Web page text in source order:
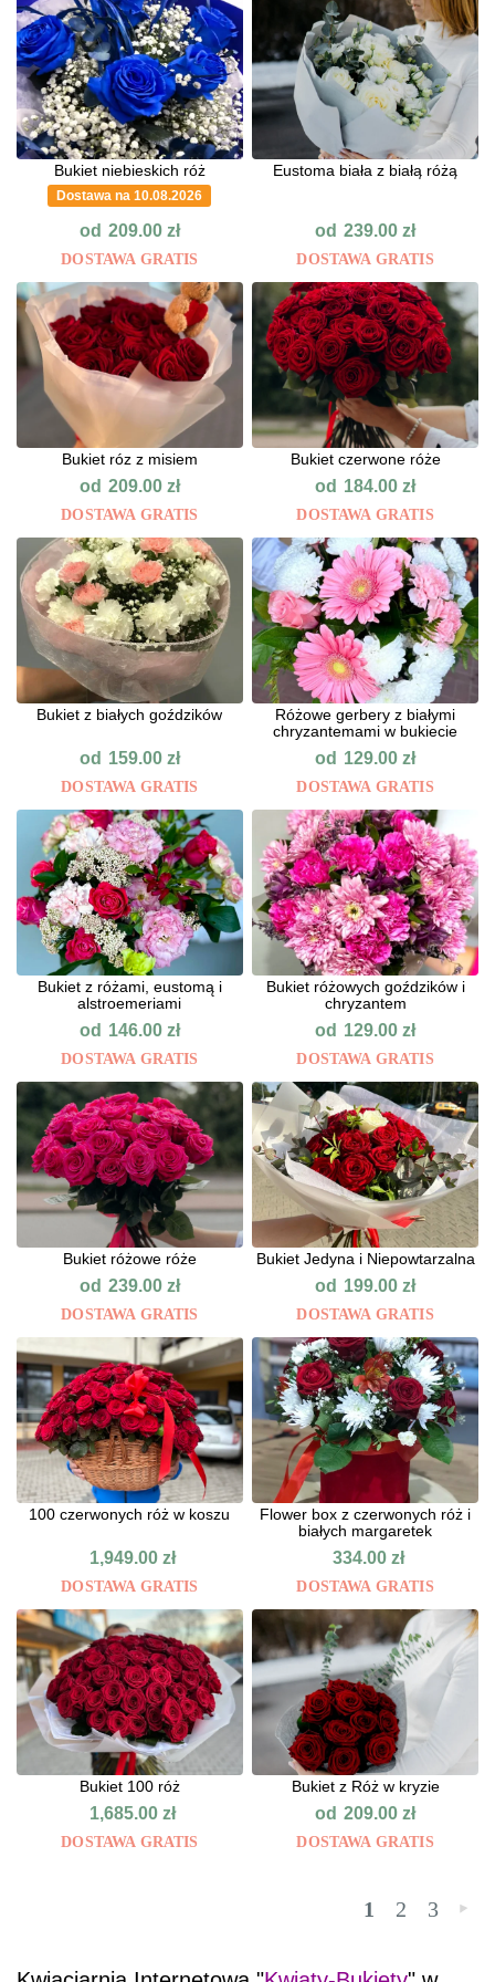
Bukiet niebieskich róż
Dostawa na 10.08.2026
od 209.00 zł
DOSTAWA GRATIS
Eustoma biała z białą różą
od 239.00zł
DOSTAWA GRATIS
Bukiet róz z misiem
od 209.00 zł
DOSTAWA GRATIS
Bukiet czerwone róże
od 184.00zł
DOSTAWA GRATIS
Bukiet z białych goździków
od 159.00 zł
DOSTAWA GRATIS
Różowe gerbery z białymi
chryzantemami w bukiecie
od 129.00zł
DOSTAWA GRATIS
Bukiet z różami, eustomą i
alstroemeriami
od 146.00 zł
DOSTAWA GRATIS
Bukiet różowych goździków i
chryzantem
od 129.00zł
DOSTAWA GRATIS
Bukiet różowe róże
od 239.00 zł
DOSTAWA GRATIS
Bukiet Jedyna i Niepowtarzalna
od 199.00zł
DOSTAWA GRATIS
100 czerwonych róż w koszu
1,949.00zł
DOSTAWA GRATIS
Flower box z czerwonych róż i
białych margaretek
334.00zł
DOSTAWA GRATIS
Bukiet 100 róż
1,685.00zł
DOSTAWA GRATIS
Bukiet z Róż w kryzie
od 209.00zł
DOSTAWA GRATIS
1 2 3 »